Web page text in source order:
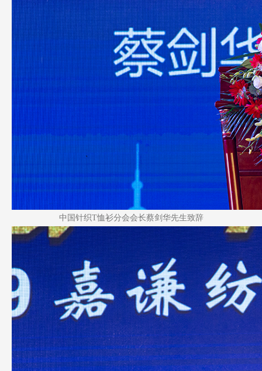
中国针织T恤衫分会会长蔡剑华先生致辞